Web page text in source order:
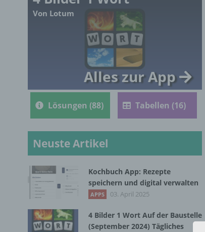
Von Lotum
Alles zur App
Lösungen (88) Tabellen (16)
Neuste Artikel
Kochbuch App: Rezepte
speichern und digital verwalten
APPS 03. April 2025
4 Bilder 1 Wort Auf der Baustelle
(September 2024) Tägliches